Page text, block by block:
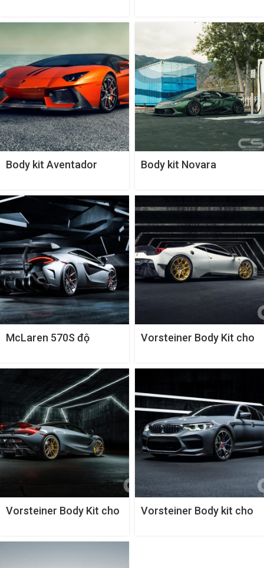
Body kit Aventador
của Vorsteiner
Body kit Novara
McLaren 570S độ
Vorsteiner Body Kit cho
Vorsteiner Body Kit cho
Vorsteiner Body kit cho